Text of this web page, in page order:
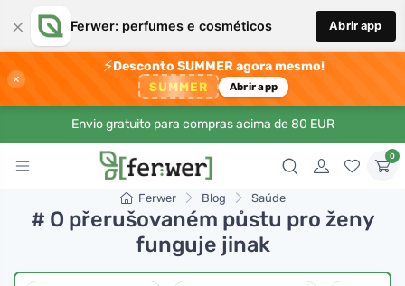
× Ferwer: perfumes e cosméticos Abrir app
×
⚡Desconto SUMMER agora mesmo!
SUMMER Abrir app
Envio gratuito para compras acima de 80 EUR
0
Ferwer Blog Saúde
# O přerušovaném půstu pro ženy
funguje jinak